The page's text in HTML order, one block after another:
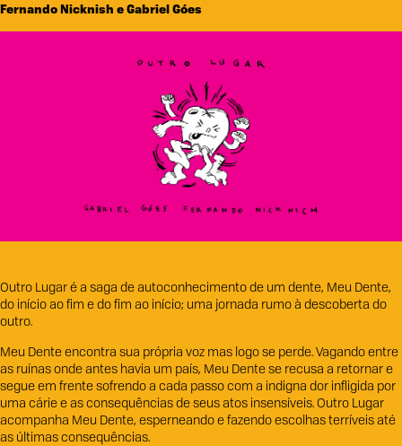
Fernando Nicknish e Gabriel Góes
Outro Lugar é a saga de autoconhecimento de um dente, Meu Dente,
do início ao fim e do fim ao início; uma jornada rumo à descoberta do
outro.
Meu Dente encontra sua própria voz mas logo se perde. Vagando entre
as ruínas onde antes havia um país, Meu Dente se recusa a retornar e
segue em frente sofrendo a cada passo com a indigna dor infligida por
uma cárie e as consequências de seus atos insensíveis. Outro Lugar
acompanha Meu Dente, esperneando e fazendo escolhas terríveis até
as últimas consequências.